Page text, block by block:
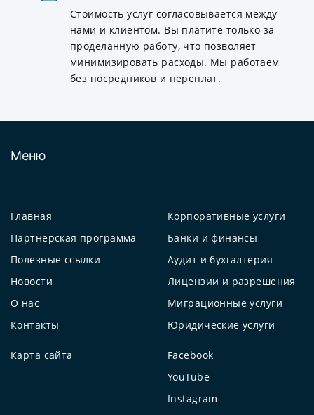
Стоимость услуг согласовывается между
нами и клиентом. Вы платите только за
проделанную работу, что позволяет
минимизировать расходы. Мы работаем
без посредников и переплат.
Меню
Главная
Партнерская программа
Полезные ссылки
Новости
О нас
Контакты
Корпоративные услуги
Банки и финансы
Аудит и бухгалтерия
Лицензии и разрешения
Миграционные услуги
Юридические услуги
Карта сайта
Facebook
YouTube
Instagram